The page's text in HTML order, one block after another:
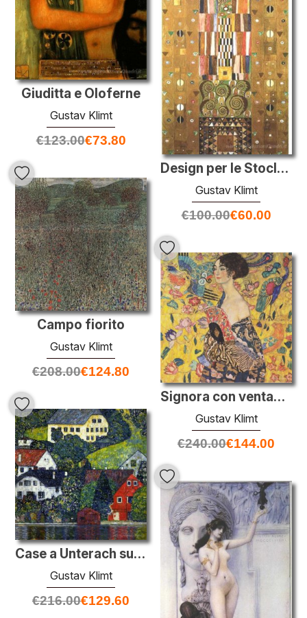
Giuditta e Oloferne
Gustav Klimt
€123.00€73.80
Design per le Stocletfries
Gustav Klimt
€100.00€60.00
Campo fiorito
Gustav Klimt
€208.00€124.80
Signora con ventaglio
Gustav Klimt
€240.00€144.00
Case a Unterach sul Attersee
Gustav Klimt
€216.00€129.60